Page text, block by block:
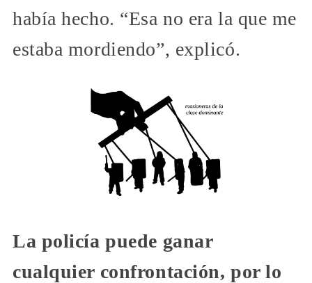
había hecho. “Esa no era la que me
estaba mordiendo”, explicó.
La policía puede ganar
cualquier confrontación, por lo